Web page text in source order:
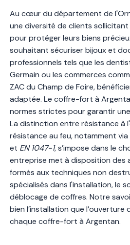
Au cœur du département de
une diversité de clients
pour protéger leurs biens
souhaitant sécuriser bijoux et
professionnels tels que les
Germain ou les commerces
ZAC du Champ de Foire,
adaptée. Le coffre-fort à
normes strictes pour garantir
La distinction entre résistance à
résistance au feu, notamment via
et EN 1047-1, s’impose dans le
entreprise met à disposition des
formés aux techniques non
spécialisés dans l'installation, le
déblocage de coffres. Notre
bien l’installation que l’ouverture
chaque coffre-fort à Argentan.